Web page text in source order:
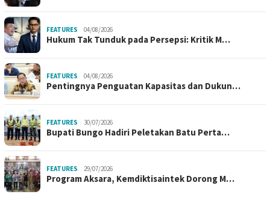
FEATURES 04/08/2026
Hukum Tak Tunduk pada Persepsi: Kritik M…
FEATURES 04/08/2026
Pentingnya Penguatan Kapasitas dan Dukun…
FEATURES 30/07/2026
Bupati Bungo Hadiri Peletakan Batu Perta…
FEATURES 29/07/2026
Program Aksara, Kemdiktisaintek Dorong M…